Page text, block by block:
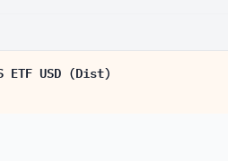
ETF USD (Dist)